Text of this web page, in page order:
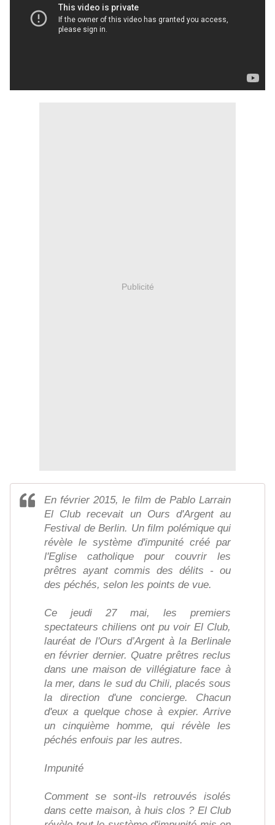
Publicité
En février 2015, le film de Pablo Larrain
El Club recevait un Ours d'Argent au
Festival de Berlin. Un film polémique qui
révèle le système d'impunité créé par
l'Eglise catholique pour couvrir les
prêtres ayant commis des délits - ou
des péchés, selon les points de vue.
Ce jeudi 27 mai, les premiers
spectateurs chiliens ont pu voir El Club,
lauréat de l'Ours d’Argent à la Berlinale
en février dernier. Quatre prêtres reclus
dans une maison de villégiature face à
la mer, dans le sud du Chili, placés sous
la direction d'une concierge. Chacun
d'eux a quelque chose à expier. Arrive
un cinquième homme, qui révèle les
péchés enfouis par les autres.
Impunité
Comment se sont-ils retrouvés isolés
dans cette maison, à huis clos ? El Club